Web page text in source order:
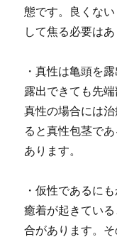
態です。良くな
して焦る必要はあ
・真性は亀頭を
露出できても先
真性の場合には
ると真性包茎で
あります。
・仮性であるに
癒着が起きてい
合があります。